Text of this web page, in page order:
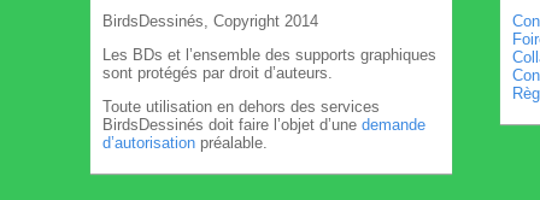
BirdsDessinés, Copyright 2014
Les BDs et l’ensemble des supports graphiques
sont protégés par droit d’auteurs.
Toute utilisation en dehors des services
BirdsDessinés doit faire l’objet d’une demande
d’autorisation préalable.